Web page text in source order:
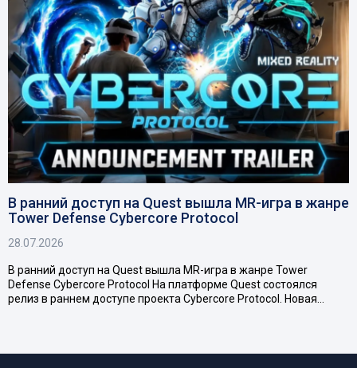
В ранний доступ на Quest вышла MR-игра в жанре
Tower Defense Cybercore Protocol
28.07.2026
В ранний доступ на Quest вышла MR-игра в жанре Tower
Defense Cybercore Protocol На платформе Quest состоялся
релиз в раннем доступе проекта Cybercore Protocol. Новая…